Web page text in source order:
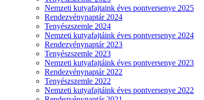
Nemzeti kutyafajtaink éves pontversenye 2025
Rendezvénynaptár 2024
Tenyészszemle 2024
Nemzeti kutyafajtáink éves pontversenye 2024
Rendezvénynaptár 2023
Tenyészszemle 2023
Nemzeti kutyafajtáink éves pontversenye 2023
Rendezvénynaptár 2022
Tenyészszemle 2022
Nemzeti kutyafajtáink éves pontversenye 2022